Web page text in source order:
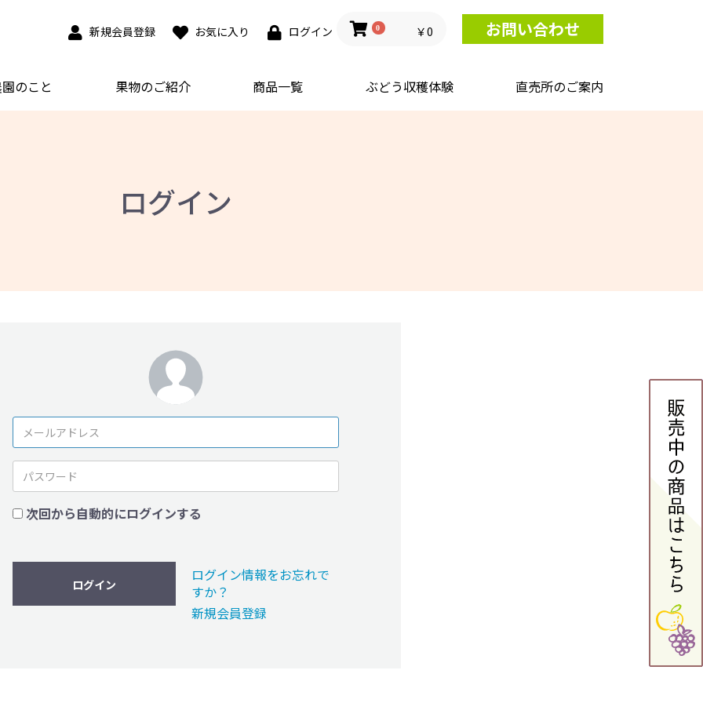
新規会員登録 お気に入り ログイン 0 ￥0 お問い合わせ
のこと 果物のご紹介 商品一覧 ぶどう収穫体験 直売所のご案内
ログイン
次回から自動的にログインする
ログイン
ログイン情報をお忘れで
すか？
新規会員登録